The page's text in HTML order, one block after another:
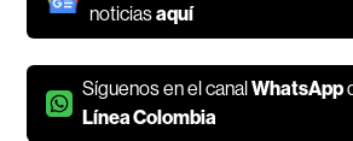
noticiasaquí
Síguenos en el canalWhatsApp
Línea Colombia